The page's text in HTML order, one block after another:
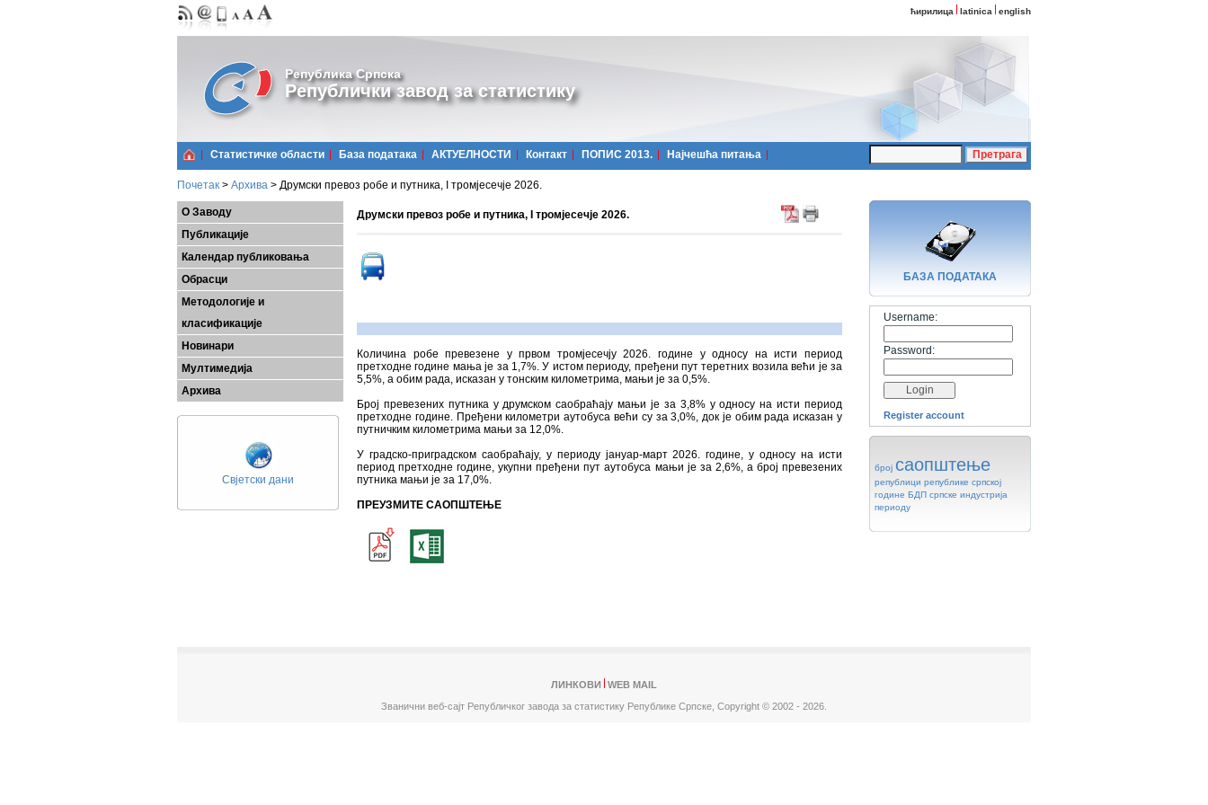
ћирилица latinica english
Република Српска
Републички завод за статистику
Статистичке области Базa података АКТУЕЛНОСТИ Контакт ПОПИС 2013. Најчешћa питања
Почетак > Архива > Друмски превоз робе и путника, I тромјесечје 2026.
О Заводу
Публикације
Календар публиковања
Обрасци
Методологије и
класификације
Новинари
Мултимедија
Архива
Свјетски дани
Друмски превоз робе и путника, I тромјесечје 2026.
Количина робе превезене у првом тромјесечју 2026. године у односу на исти период
претходне године мања је за 1,7%. У истом периоду, пређени пут теретних возила већи је за
5,5%, а обим рада, исказан у тонским километрима, мањи је за 0,5%.
Број превезених путника у друмском саобраћају мањи је за 3,8% у односу на исти период
претходне године. Пређени километри аутобуса већи су за 3,0%, док је обим рада исказан у
путничким километрима мањи за 12,0%.
У градско-приградском саобраћају, у периоду јануар-март 2026. године, у односу на исти
период претходне године, укупни пређени пут аутобуса мањи је за 2,6%, a број превезених
путника мањи је за 17,0%.
ПРЕУЗМИТЕ САОПШТЕЊЕ
БАЗA ПОДАТАКА
Username:
Password:
Register account
број саопштење
републици републике српској
године БДП српске индустрија
периоду
ЛИНКОВИ
WEB MAIL
Званични веб-сајт Републичког завода за статистику Републике Српске, Copyright © 2002 - 2026.